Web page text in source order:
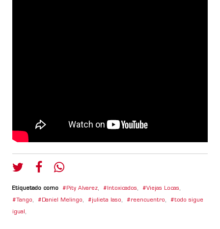
Etiquetado como Pity Alvarez, Intoxicados, Viejas Locas,
Tango, Daniel Melingo, julieta laso, reencuentro, todo sigue
igual ,